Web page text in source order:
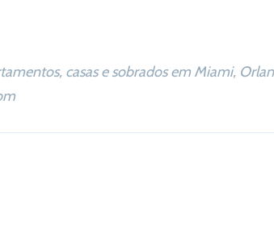
casas e sobrados em Miami,